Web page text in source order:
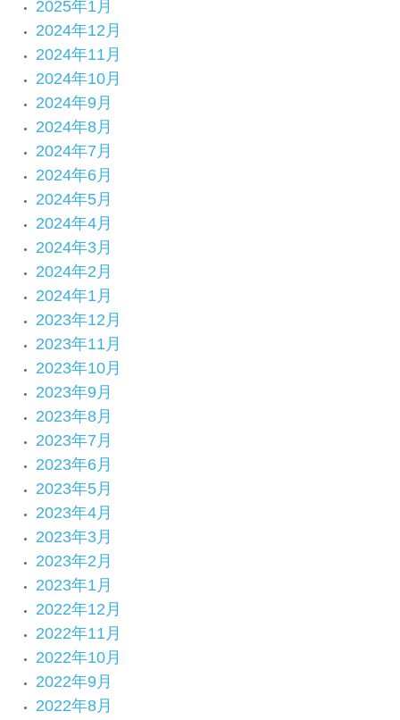
2025年1月
2024年12月
2024年11月
2024年10月
2024年9月
2024年8月
2024年7月
2024年6月
2024年5月
2024年4月
2024年3月
2024年2月
2024年1月
2023年12月
2023年11月
2023年10月
2023年9月
2023年8月
2023年7月
2023年6月
2023年5月
2023年4月
2023年3月
2023年2月
2023年1月
2022年12月
2022年11月
2022年10月
2022年9月
2022年8月